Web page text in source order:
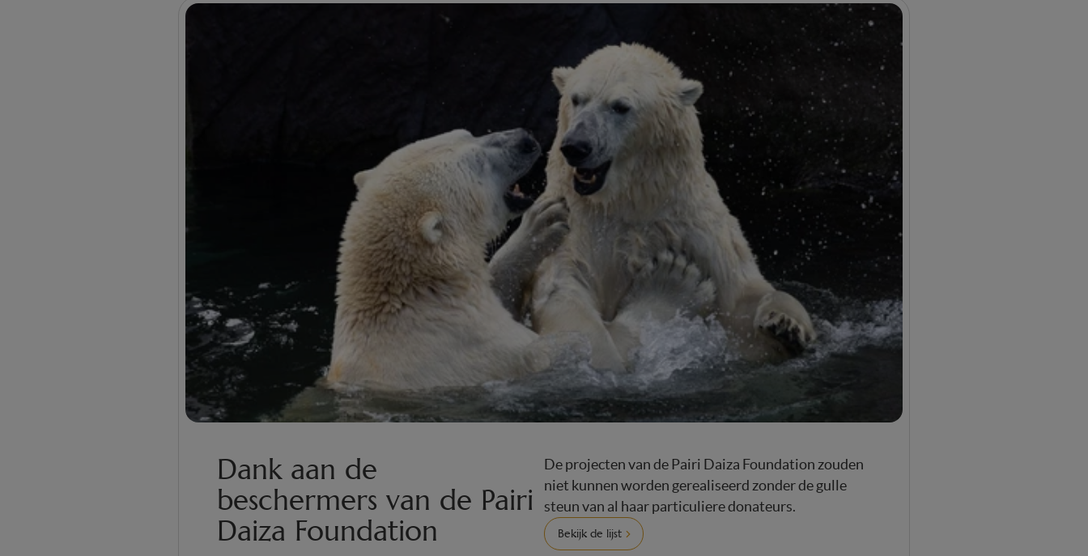
Dank aan de
beschermers van de Pairi
Daiza Foundation
De projecten van de Pairi Daiza Foundation zouden
niet kunnen worden gerealiseerd zonder de gulle
steun van al haar particuliere donateurs.
Bekijk de lijst